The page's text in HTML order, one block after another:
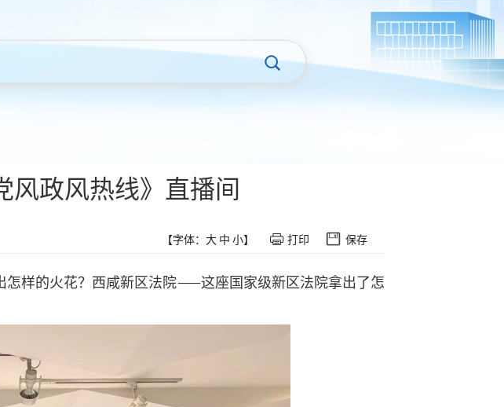
风政风热线》直播间
【字体： 大 中 小】 打印 保存
样的火花？西咸新区法院——这座国家级新区法院拿出了怎